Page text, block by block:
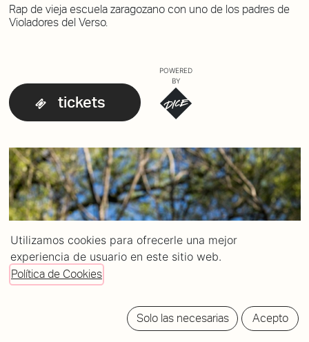
Rap de vieja escuela zaragozano con uno de los padres de
Violadores del Verso.
tickets
POWERED
BY
Utilizamos cookies para ofrecerle una mejor
experiencia de usuario en este sitio web.
Política de Cookies
Solo las necesarias Acepto